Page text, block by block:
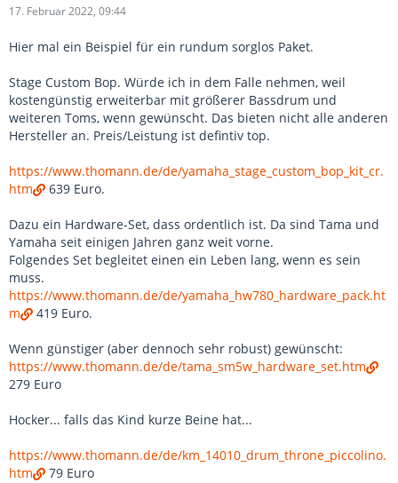
17. Februar 2022, 09:44
Hier mal ein Beispiel für ein rundum sorglos Paket.
Stage Custom Bop. Würde ich in dem Falle nehmen, weil
kostengünstig erweiterbar mit größerer Bassdrum und
weiteren Toms, wenn gewünscht. Das bieten nicht alle anderen
Hersteller an. Preis/Leistung ist defintiv top.
https://www.thomann.de/de/yamaha_stage_custom_bop_kit_cr.
htm
639 Euro.
Dazu ein Hardware-Set, dass ordentlich ist. Da sind Tama und
Yamaha seit einigen Jahren ganz weit vorne.
Folgendes Set begleitet einen ein Leben lang, wenn es sein
muss.
https://www.thomann.de/de/yamaha_hw780_hardware_pack.ht
m
419 Euro.
Wenn günstiger (aber dennoch sehr robust) gewünscht:
https://www.thomann.de/de/tama_sm5w_hardware_set.htm
279 Euro
Hocker... falls das Kind kurze Beine hat...
https://www.thomann.de/de/km_14010_drum_throne_piccolino.
htm
79 Euro